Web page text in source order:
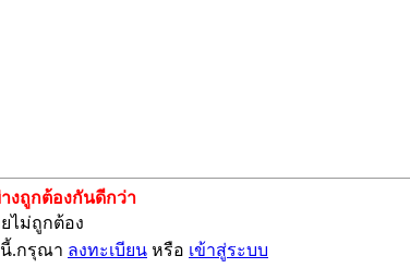
งถูกต้องกันดีกว่า
ไม่ถูกต้อง
นี้.กรุณา ลงทะเบียน หรือ เข้าสู่ระบบ